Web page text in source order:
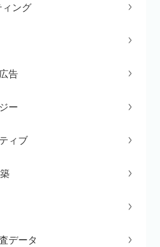
ング
告
ー
ィブ
データ